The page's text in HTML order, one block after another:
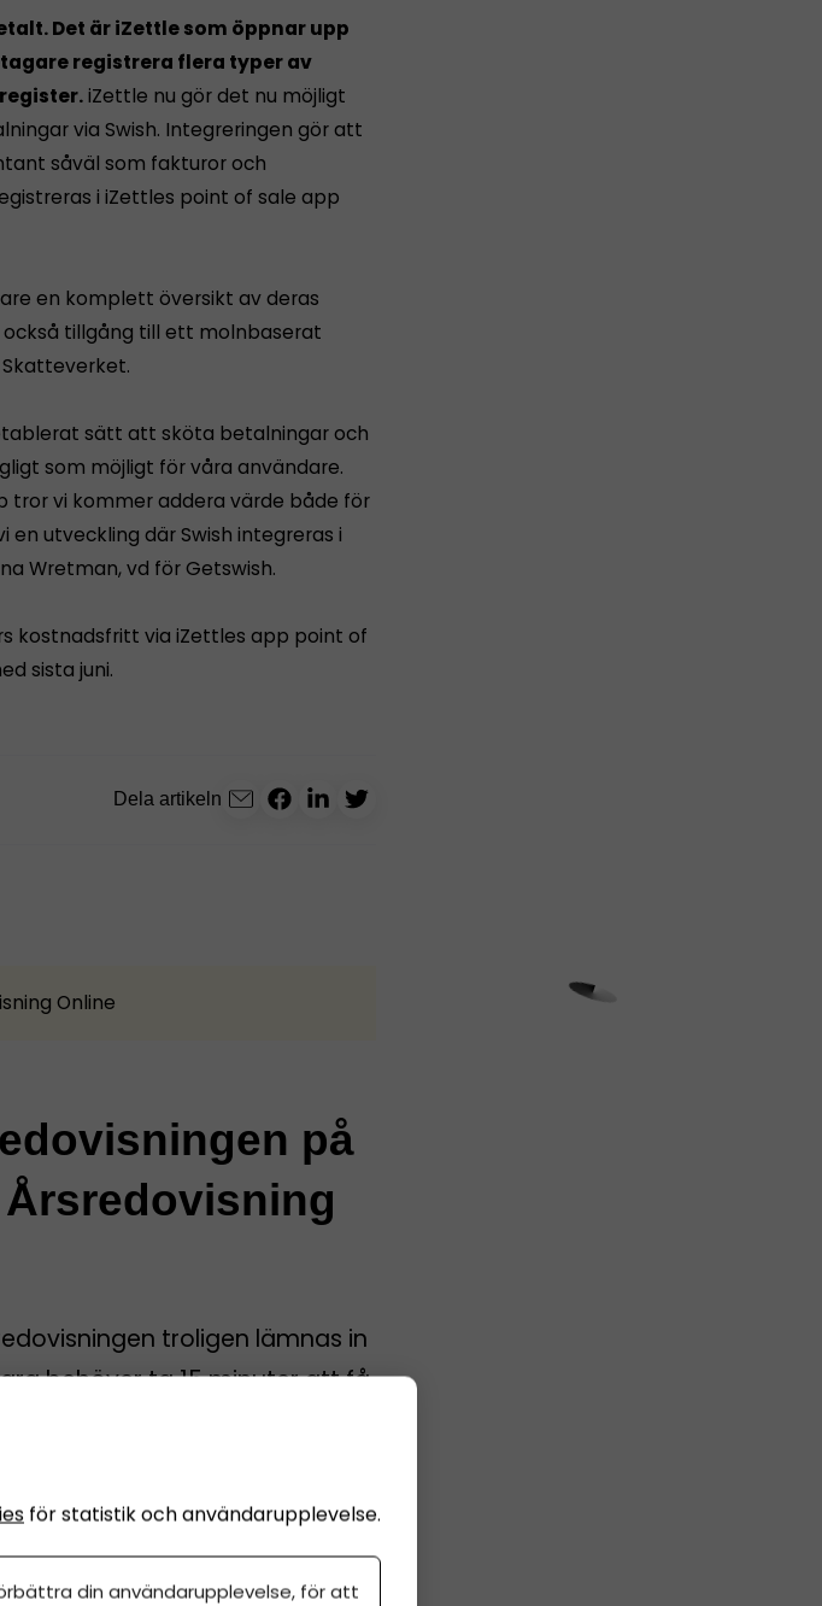
Det är iZettle som öppnar upp
registrera flera typer av
iZettle nu gör det nu möjligt
via Swish. Integreringen gör att
såväl som fakturor och
i iZettles point of sale app
en komplett översikt av deras
tillgång till ett molnbaserat
sätt att sköta betalningar och
som möjligt för våra användare.
tror vi kommer addera värde både för
en utveckling där Swish integreras i
Wretman, vd för Getswish.
kostnadsfritt via iZettles app point of
sista juni.
Dela artikeln
Online
på
troligen lämnas in
behöver ta 15 minuter att få
för statistik och användarupplevelse.
din användarupplevelse, för att